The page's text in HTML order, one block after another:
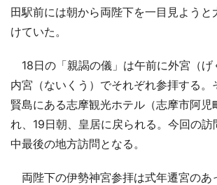
田駅前には朝から両陛下を一目見ようと
けていた。
18日の「親謁の儀」は午前に外宮（げ
内宮（ないくう）でそれぞれ参拝する。
賢島にある志摩観光ホテル（志摩市阿児
れ、19日朝、皇居に戻られる。今回の
中最後の地方訪問となる。
両陛下の伊勢神宮参拝は式年遷宮のあ